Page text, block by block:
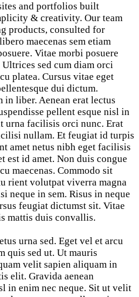
and portfolios built
& creativity. Our team
products, consulted for
maecenas sem etiam
Vitae morbi posuere
sed cum diam orci
platea. Cursus vitae eget
dui dictum.
liber. Aenean erat lectus
pellent esque nisl in
urna facilisis orci nunc. Erat
nullam. Et feugiat id turpis
amet netus nibh eget facilisis
est id amet. Non duis congue
maecenas. Commodo sit
rient volutpat viverra magna
neque in sem. Risus in neque
feugiat dictumst sit. Vitae
mattis duis convallis.
urna sed. Eget vel et arcu
quis sed ut. Ut mauris
velit sapien aliquam in
elit. Gravida aenean
in enim nec neque. Sit ut velit